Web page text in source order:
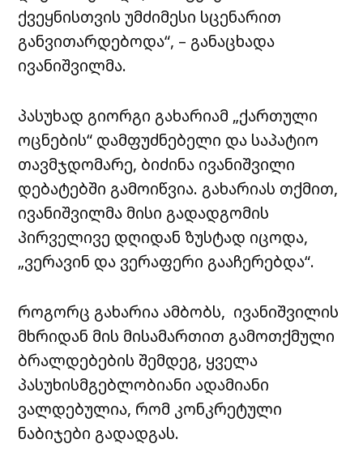
ქვეყნისთვის უმძიმესი სცენარით
განვითარდებოდა“, – განაცხადა
ივანიშვილმა.
პასუხად გიორგი გახარიამ „ქართული
ოცნების“ დამფუძნებელი და საპატიო
თავმჯდომარე, ბიძინა ივანიშვილი
დებატებში გამოიწვია. გახარიას თქმით,
ივანიშვილმა მისი გადადგომის
პირველივე დღიდან ზუსტად იცოდა,
„ვერავინ და ვერაფერი გააჩერებდა“.
როგორც გახარია ამბობს, ივანიშვილის
მხრიდან მის მისამართით გამოთქმული
ბრალდებების შემდეგ, ყველა
პასუხისმგებლობიანი ადამიანი
ვალდებულია, რომ კონკრეტული
ნაბიჯები გადადგას.